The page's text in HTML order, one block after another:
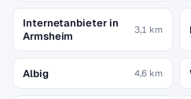
Internetanbieter in
Armsheim
3,1 km
Albig 4,6 km